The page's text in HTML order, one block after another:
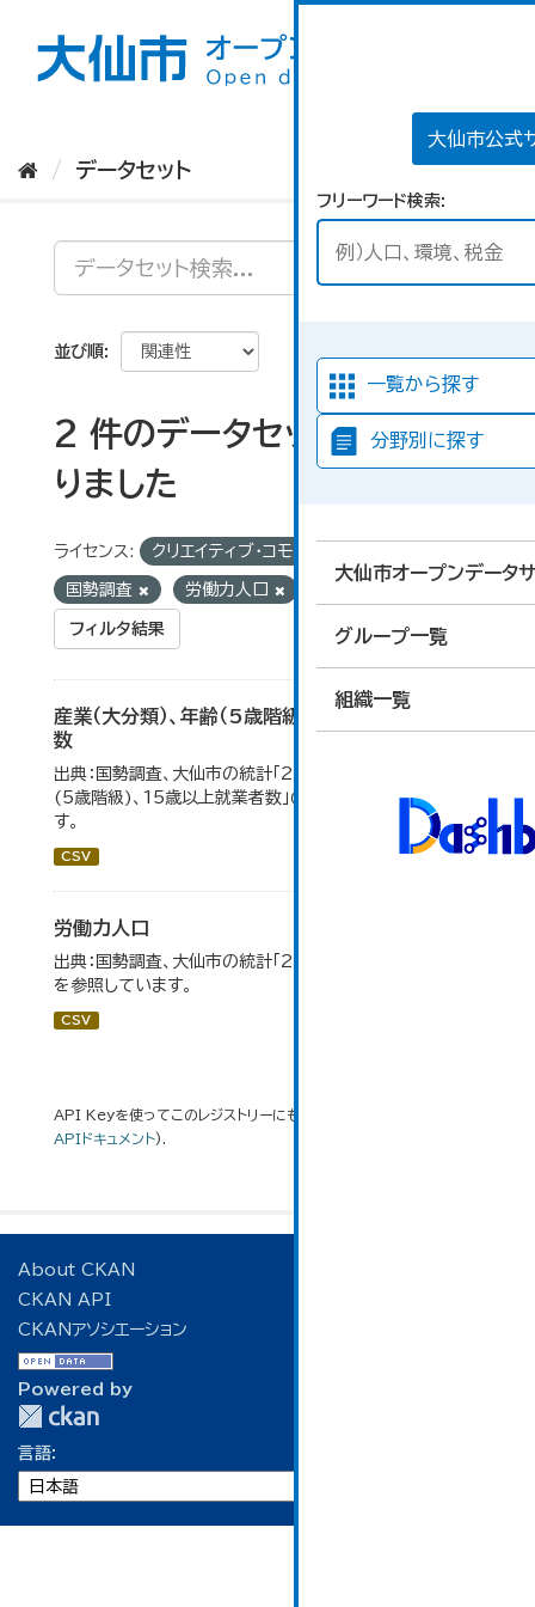
大仙市公式
フリーワード検索
一覧から探す
分野別に探す
大仙市オープンデータ
グループ一覧
組織一覧
データセット
並び順
2 件のデータセットが見つか
りました
ライセンス: クリエイティブ・コモンズ 表示
国勢調査 労働力人口
フィルタ結果
産業（大分類）、年齢（5歳階級）、15歳以上就業者
数
出典：国勢調査、大仙市の統計「2-7 産業(大分類)、年齢
(5歳階級)、15歳以上就業者数」のデータを参照していま
す。
CSV
労働力人口
出典：国勢調査、大仙市の統計「2-6 労働力人口」のデータ
を参照しています。
CSV
API Keyを使ってこのレジストリーにもアクセス可能です
APIドキュメント).
About CKAN
CKAN API
CKANアソシエーション
Powered by
言語